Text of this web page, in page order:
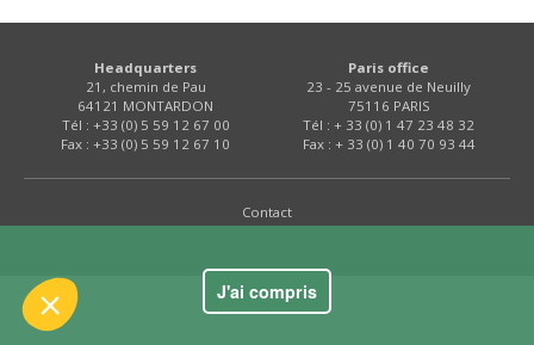
Headquarters
21, chemin de Pau
64121 MONTARDON
Tél : +33 (0) 5 59 12 67 00
Fax : +33 (0) 5 59 12 67 10
Paris office
23 - 25 avenue de Neuilly
75116 PARIS
Tél : + 33 (0) 1 47 23 48 32
Fax : + 33 (0) 1 40 70 93 44
Contact
J'ai compris
on aimerait bien vous accompagner
certifiés par
Je choisis OK pour moi